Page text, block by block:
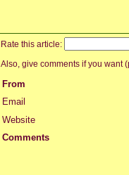
Rate this article:
Also, give comments if you want
From
Email
Website
Comments